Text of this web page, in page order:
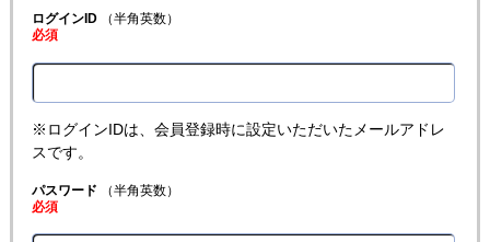
ログインID（半角英数）
必須
※ログインIDは、会員登録時に設定いただいたメールアドレ
スです。
パスワード （半角英数）
必須